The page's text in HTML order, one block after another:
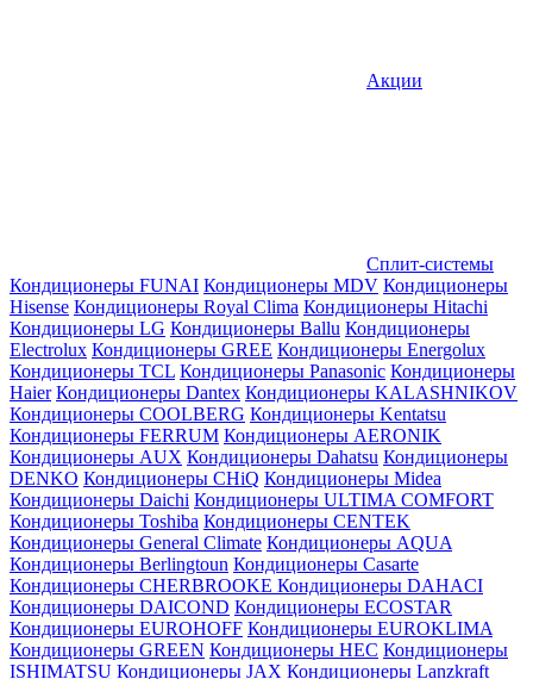
Акции
Сплит-системы
Кондиционеры FUNAI Кондиционеры MDV Кондиционеры
Hisense Кондиционеры Royal Clima Кондиционеры Hitachi
Кондиционеры LG Кондиционеры Ballu Кондиционеры
Electrolux Кондиционеры GREE Кондиционеры Energolux
Кондиционеры TCL Кондиционеры Panasonic Кондиционеры
Haier Кондиционеры Dantex Кондиционеры KALASHNIKOV
Кондиционеры СOOLBERG Кондиционеры Kentatsu
Кондиционеры FERRUM Кондиционеры AERONIK
Кондиционеры AUX Кондиционеры Dahatsu Кондиционеры
DENKO Кондиционеры CHiQ Кондиционеры Midea
Кондиционеры Daichi Кондиционеры ULTIMA COMFORT
Кондиционеры Toshiba Кондиционеры CENTEK
Кондиционеры General Climate Кондиционеры AQUA
Кондиционеры Berlingtoun Кондиционеры Casarte
Кондиционеры CHERBROOKE Кондиционеры DAHACI
Кондиционеры DAICOND Кондиционеры ECOSTAR
Кондиционеры EUROHOFF Кондиционеры EUROKLIMA
Кондиционеры GREEN Кондиционеры HEC Кондиционеры
ISHIMATSU Кондиционеры JAX Кондиционеры Lanzkraft